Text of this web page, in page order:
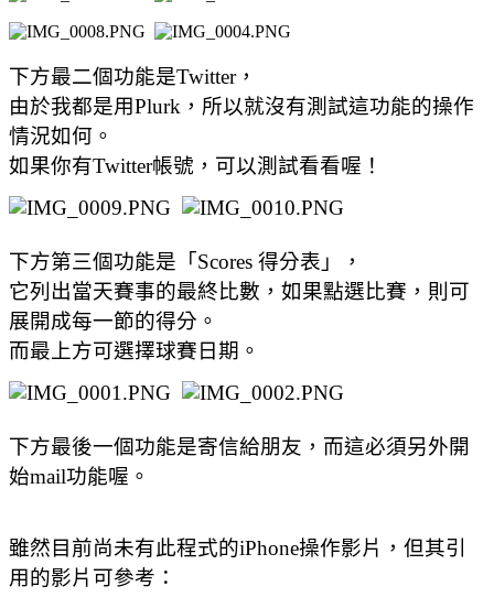
下方最二個功能是Twitter，
由於我都是用Plurk，所以就沒有測試這功能的操作
情況如何。
如果你有Twitter帳號，可以測試看看喔！
下方第三個功能是「Scores 得分表」，
它列出當天賽事的最終比數，如果點選比賽，則可
展開成每一節的得分。
而最上方可選擇球賽日期。
下方最後一個功能是寄信給朋友，而這必須另外開
始mail功能喔。
雖然目前尚未有此程式的iPhone操作影片，但其引
用的影片可參考：